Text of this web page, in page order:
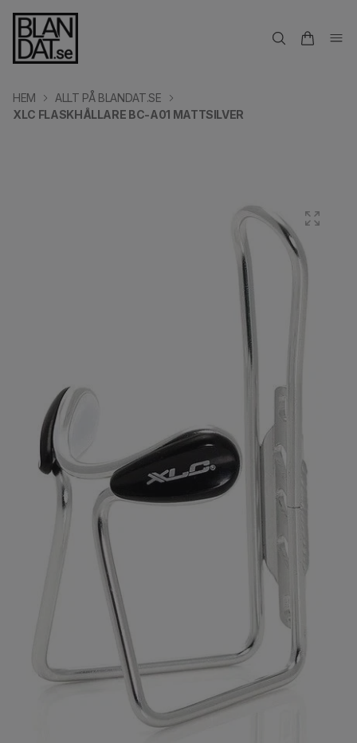
HEM
ALLT PÅ BLANDAT.SE
XLC FLASKHÅLLARE BC-A01 MATTSILVER